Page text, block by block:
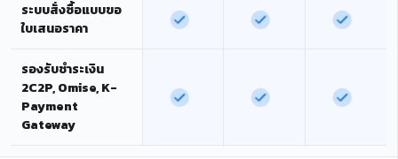
ระบบสั่งซื้อแบบขอ
ใบเสนอราคา
รองรับชำระเงิน
2C2P, Omise, K-
Payment
Gateway